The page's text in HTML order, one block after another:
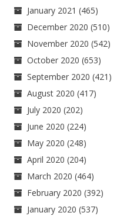
January 2021 (465)
December 2020 (510)
November 2020 (542)
October 2020 (653)
September 2020 (421)
August 2020 (417)
July 2020 (202)
June 2020 (224)
May 2020 (248)
April 2020 (204)
March 2020 (464)
February 2020 (392)
January 2020 (537)